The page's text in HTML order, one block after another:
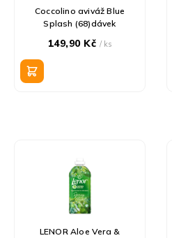
Coccolino aviváž Blue
Splash (68)dávek
149,90 Kč / ks
LENOR Aloe Vera &